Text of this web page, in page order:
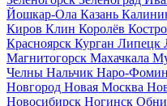
Йошкар-Ола Казань
Киров Клин Королёв
Красноярск Курган Липецк
Магнитогорск Махачкала
Челны Нальчик Наро-
Новгород Новая Москва
Новосибирск Ногинск